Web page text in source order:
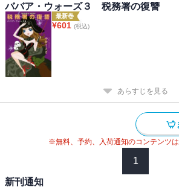
ババア・ウォーズ３ 税務署の復讐
最新巻
¥601 (税込)
あらすじを見る
※無料、予約、入荷通知のコンテンツは
1
新刊通知